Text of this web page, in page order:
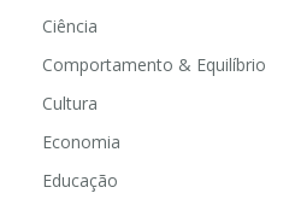
Ciência
Comportamento & Equilíbrio
Cultura
Economia
Educação